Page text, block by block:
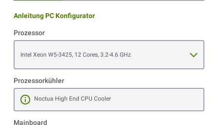
Anleitung PC Konfigurator
Prozessor
Intel Xeon W5-3425, 12 Cores, 3.2-4.6 GHz
Prozessorkühler
Noctua High End CPU Cooler
Mainboard